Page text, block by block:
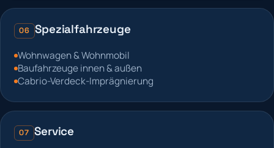
06 Spezialfahrzeuge
Wohnwagen & Wohnmobil
Baufahrzeuge innen & außen
Cabrio-Verdeck-Imprägnierung
07 Service